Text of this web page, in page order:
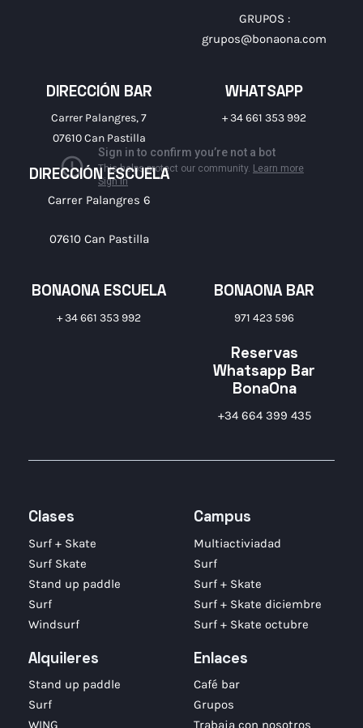
GRUPOS :
grupos@bonaona.com
DIRECCIÓN BAR
Carrer Palangres, 7
07610 Can Pastilla
DIRECCIÓN ESCUELA
Carrer Palangres 6
07610 Can Pastilla
WHATSAPP
+ 34 661 353 992
BONAONA ESCUELA
+ 34 661 353 992
BONAONA BAR
971 423 596
Reservas
Whatsapp Bar
BonaOna
+34 664 399 435
Clases
Surf + Skate
Surf Skate
Stand up paddle
Surf
Windsurf
Campus
Multiactiviadad
Surf
Surf + Skate
Surf + Skate diciembre
Surf + Skate octubre
Alquileres
Stand up paddle
Surf
WING
Enlaces
Café bar
Grupos
Trabaja con nosotros